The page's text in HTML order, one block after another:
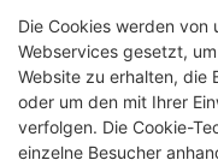
Die Cookies werden von
Webservices gesetzt,
Website zu erhalten, die
oder um den mit Ihrer
verfolgen. Die Cookie-
einzelne Besucher